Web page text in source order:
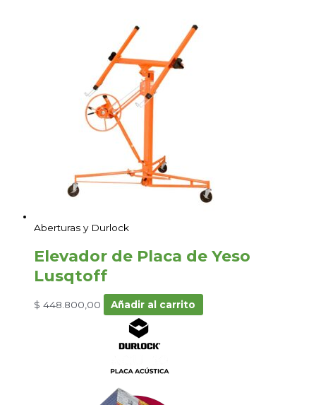
Aberturas y Durlock
Elevador de Placa de Yeso
Lusqtoff
$ 448.800,00 Añadir al carrito